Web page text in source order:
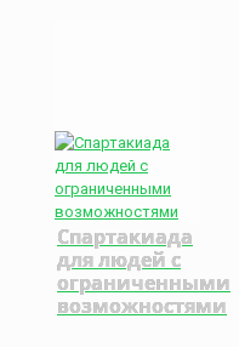
Спартакиада
для людей с
ограниченными
возможностями